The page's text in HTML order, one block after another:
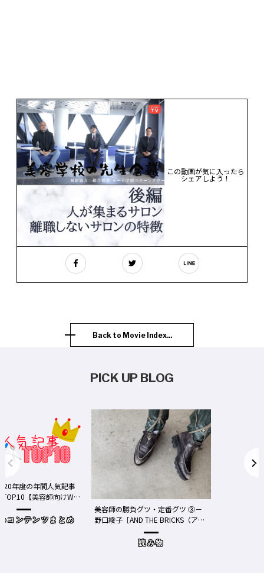
この動画が気に入ったら
シェアしよう！
Back to Movie Index...
PICK UP BLOG
美容師の勝負グツ・定番グツ ③－
野口綾子［AND THE BRICKS（アン